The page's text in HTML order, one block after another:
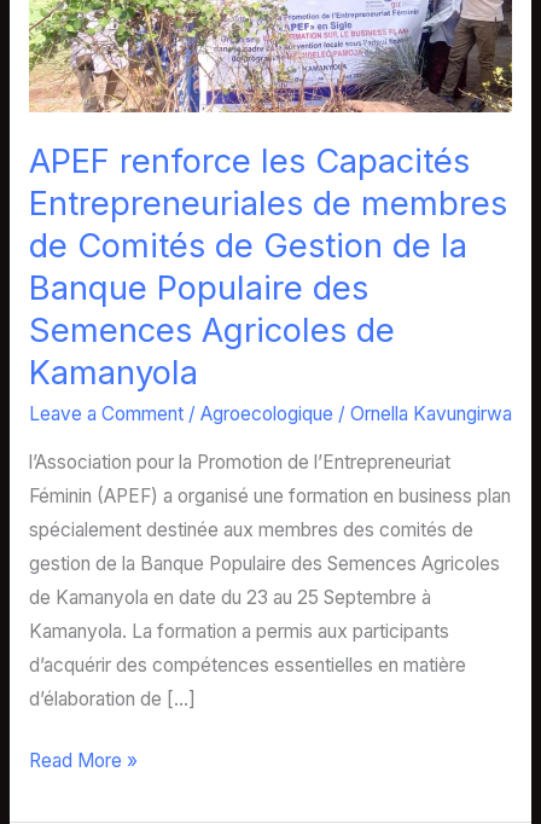
APEF renforce les Capacités
Entrepreneuriales de membres
de Comités de Gestion de la
Banque Populaire des
Semences Agricoles de
Kamanyola
Leave a Comment / Agroecologique / Ornella Kavungirwa
l’Association pour la Promotion de l’Entrepreneuriat
Féminin (APEF) a organisé une formation en business plan
spécialement destinée aux membres des comités de
gestion de la Banque Populaire des Semences Agricoles
de Kamanyola en date du 23 au 25 Septembre à
Kamanyola. La formation a permis aux participants
d’acquérir des compétences essentielles en matière
d’élaboration de […]
Capacités
Entrepreneuriales
de
membres
de
de
Gestion
de
la
Populaire
des
Semences
Agricoles
Kamanyola
Read More »